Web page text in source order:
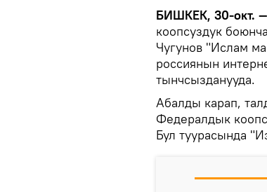
БИШКЕК, 30-окт.
коопсуздук
Чугунов "Ислам
россиянын
тынчсызданууда.
Абалды карап,
Федералдык
Бул туурасында